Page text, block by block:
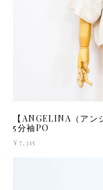
【ANGELINA（アン
5分袖PO
¥7,315